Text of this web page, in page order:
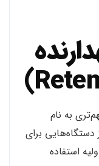
به نام
برای
استفاده